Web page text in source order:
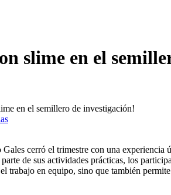
slime en el
en el semillero de investigación!
cerró el trimestre con una experiencia
de sus actividades prácticas, los
trabajo en equipo, sino que también